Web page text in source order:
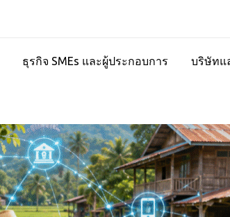
ธุรกิจ SMEs และผู้ประกอบการ บริษัทแ